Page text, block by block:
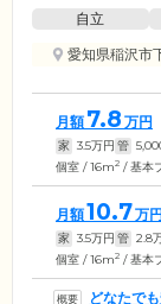
自立
愛知県稲沢市
月額 7.8 万円
家 3.5万円 管
個室 / 16m2 / 基本
月額10.7万円
家 3.5万円 管 2.8
個室 / 16m2 / 基本
どなたで